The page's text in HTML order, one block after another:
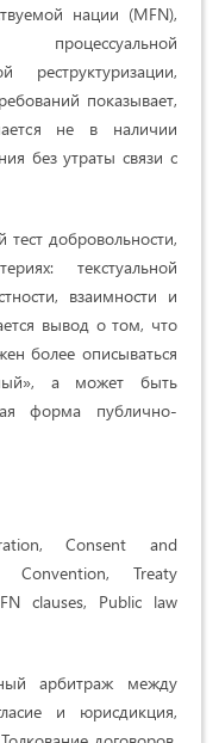
нации (MFN),
реструктуризации,
показывает,
не в наличии
без утраты связи с
тест добровольности,
текстуальной
взаимности и
вывод о том, что
более описываться
а может быть
форма публично-
Consent and
Convention, Treaty
clauses, Public law
арбитраж между
и юрисдикция,